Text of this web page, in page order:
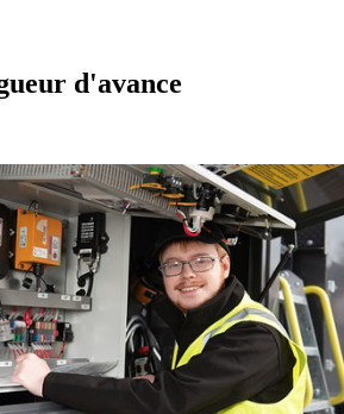
d'avance